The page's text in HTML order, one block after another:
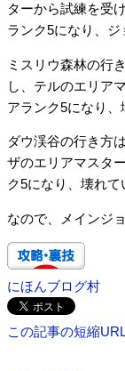
ターから試練を受
ランク5になり、ジ
ミスリウ森林の行
し、テルのエリア
アランク5になり、
ダウ渓谷の行き方
ザのエリアマスタ
ク5になり、壊れて
なので、メインジ
にほんブログ村
この記事の短縮